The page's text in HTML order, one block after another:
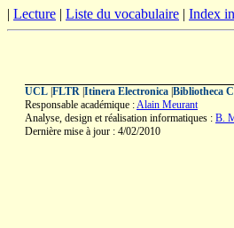
| Lecture | Liste du vocabulaire | Index
UCL FLTR Itinera Electronica Bibliotheca
Responsable académique :Alain Meurant
Analyse, design et réalisation informatiques : B.
Dernière mise à jour : 4/02/2010